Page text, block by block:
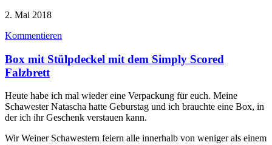
2. Mai 2018
Kommentieren
Box mit Stülpdeckel mit dem Simply Scored
Falzbrett
Heute habe ich mal wieder eine Verpackung für euch. Meine
Schawester Natascha hatte Geburstag und ich brauchte eine Box, in
der ich ihr Geschenk verstauen kann.
Wir Weiner Schawestern feiern alle innerhalb von weniger als einem